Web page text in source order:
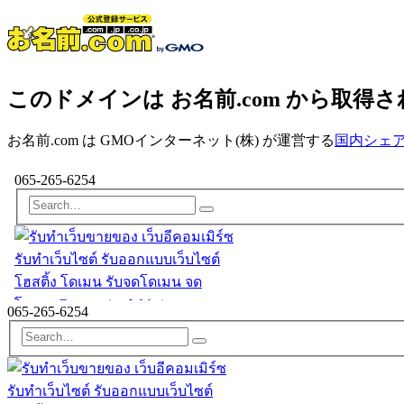
このドメインは お名前.com から取得
お名前.com は GMOインターネット(株) が運営する 国内シェ
065-265-6254